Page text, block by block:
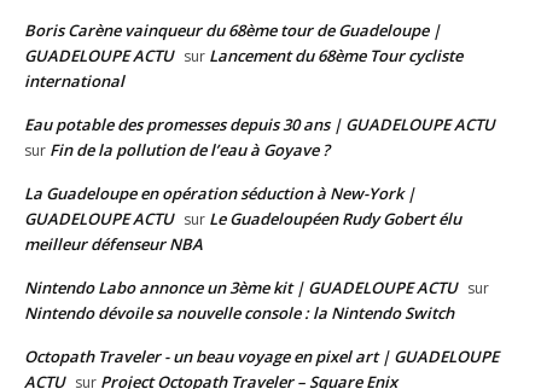
Boris Carène vainqueur du 68ème tour de Guadeloupe |
GUADELOUPE ACTU sur Lancement du 68ème Tour cycliste
international
Eau potable des promesses depuis 30 ans | GUADELOUPE ACTU
sur Fin de la pollution de l’eau à Goyave ?
La Guadeloupe en opération séduction à New-York |
GUADELOUPE ACTU sur Le Guadeloupéen Rudy Gobert élu
meilleur défenseur NBA
Nintendo Labo annonce un 3ème kit | GUADELOUPE ACTU sur
Nintendo dévoile sa nouvelle console : la Nintendo Switch
Octopath Traveler - un beau voyage en pixel art | GUADELOUPE
ACTU sur Project Octopath Traveler – Square Enix